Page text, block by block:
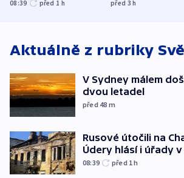
08:39 před 1 h před 3h
Aktuálně z rubriky
V Sydney málem
dvou letadel
před 48 m
Rusové útočili na
Údery hlásí i úřady
08:39 před 1h